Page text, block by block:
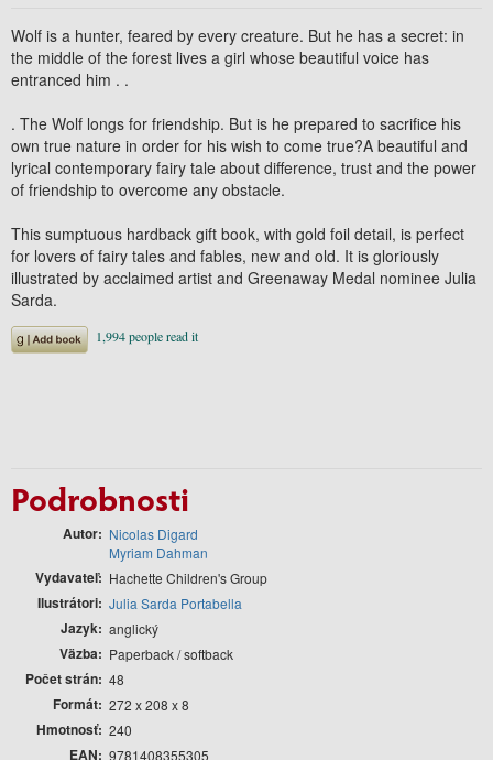
Wolf is a hunter, feared by every creature. But he has a secret: in
the middle of the forest lives a girl whose beautiful voice has
entranced him . .
. The Wolf longs for friendship. But is he prepared to sacrifice his
own true nature in order for his wish to come true?A beautiful and
lyrical contemporary fairy tale about difference, trust and the power
of friendship to overcome any obstacle.
This sumptuous hardback gift book, with gold foil detail, is perfect
for lovers of fairy tales and fables, new and old. It is gloriously
illustrated by acclaimed artist and Greenaway Medal nominee Julia
Sarda.
Podrobnosti
Autor
Nicolas Digard
Myriam Dahman
Vydavateľ Hachette Children's Group
Ilustrátori Julia Sarda Portabella
Jazyk anglický
Väzba Paperback / softback
Počet strán 48
Formát 272 x 208 x 8
Hmotnosť 240
EAN 9781408355305